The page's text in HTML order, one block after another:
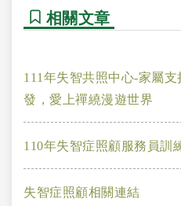
相關文章
111年失智共照中心-家屬
發，愛上禪繞漫遊世界
110年失智症照顧服務員訓
失智症照顧相關連結